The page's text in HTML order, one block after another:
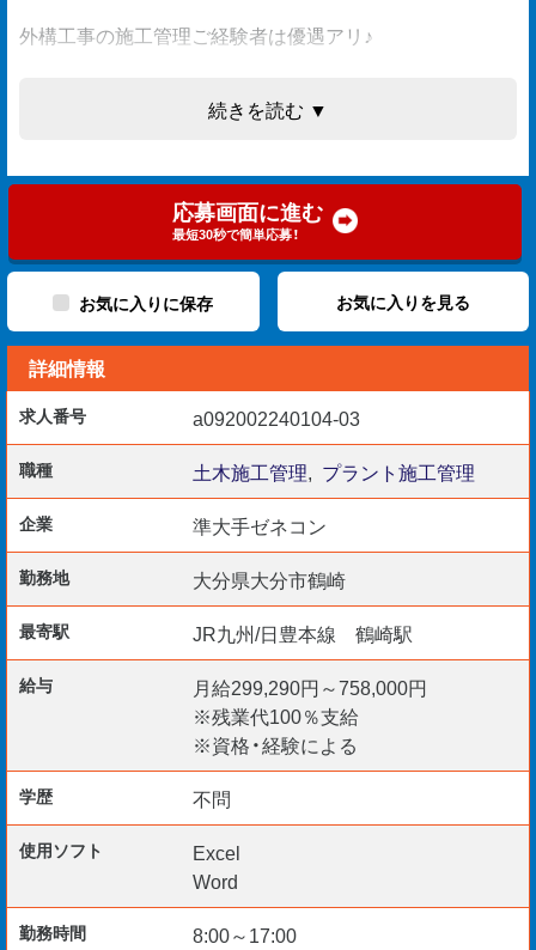
外構工事の施工管理ご経験者は優遇アリ♪
◇書類作成(Word,Excel)
【歓迎要因】
◆現場監督5年以上のご経験
◆1級土木施工管理技士、2級土木施工管理技士
◆測量士、測量士補
◆監理技術者資格
【勤務開始日】
即日～随時
業務で必要となるため自動車免許は必須♪
大分で働きたい方、ご応募お待ちしています◎
各種※オンライン面談実施中♪
続きを読む ▼
応募画面に進む
最短30秒で簡単応募！
お気に入りに保存 お気に入りを見る
詳細情報
求人番号 a092002240104-03
職種 土木施工管理, プラント施工管理
企業 準大手ゼネコン
勤務地 大分県大分市鶴崎
最寄駅 JR九州/日豊本線 鶴崎駅
給与
月給299,290円～758,000円
※残業代100％支給
※資格・経験による
学歴 不問
使用ソフト
Excel
Word
勤務時間 8:00～17:00